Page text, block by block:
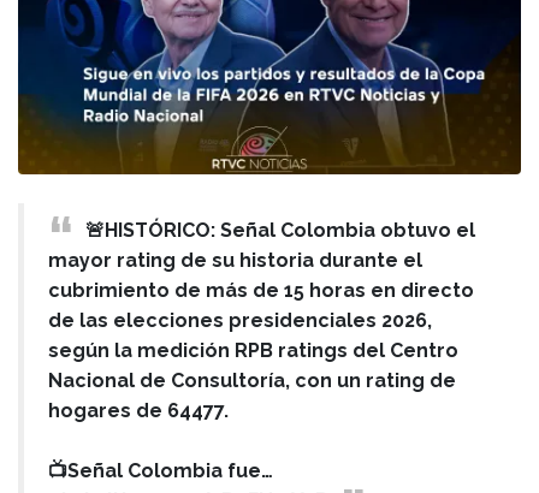
🚨HISTÓRICO: Señal Colombia obtuvo el
mayor rating de su historia durante el
cubrimiento de más de 15 horas en directo
de las elecciones presidenciales 2026,
según la medición RPB ratings del Centro
Nacional de Consultoría, con un rating de
hogares de 64477.
📺Señal Colombia fue…